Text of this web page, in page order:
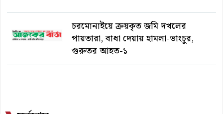
চরমোনাইয়ে ক্রয়কৃত জমি দখলের
পায়তারা, বাধা দেয়ায় হামলা-ভাংচুর,
গুরুতর আহত-১